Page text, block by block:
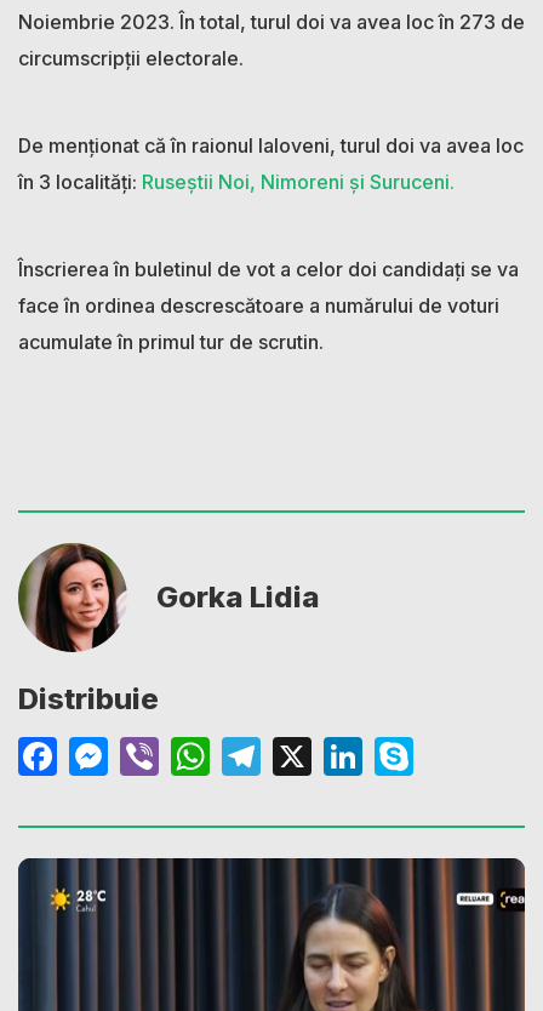
Noiembrie 2023. În total, turul doi va avea loc în 273 de
circumscripții electorale.
De menționat că în raionul Ialoveni, turul doi va avea loc
în 3 localități: Ruseștii Noi, Nimoreni și Suruceni.
Înscrierea în buletinul de vot a celor doi candidați se va
face în ordinea descrescătoare a numărului de voturi
acumulate în primul tur de scrutin.
Gorka Lidia
Distribuie
Facebook
Messenger
ViberWhatsApp
Telegram
X LinkedIn